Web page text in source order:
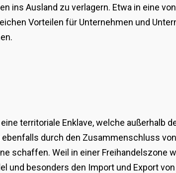
ins Ausland zu verlagern. Etwa in eine
Vorteilen für Unternehmen und
territoriale Enklave, welche außerhalb
durch den Zusammenschluss
schaffen. Weil in einer Freihandelszone
und besonders den Import und Export von